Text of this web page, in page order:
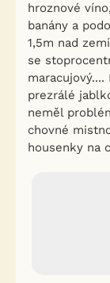
hroznové
banány a
1,5m nad
se
prezrálé
neměl
chovné
housenky na